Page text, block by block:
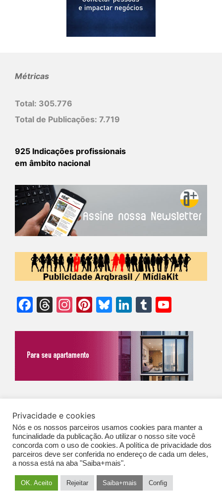
Métricas
Total: 305.776
Total de Publicações: 7.719
925 Indicações profissionais
em âmbito nacional
Facebook
Threads
Instagram
Pinterest
Bluesky
LinkedIn
Tumblr
Expediente|Contato|Newsletter
GERAIS DE PUBLICAÇÃO (CGP
Privacidade e cookies
Nós e os nossos parceiros usamos cookies para manter a
funcinalidade da publicação. Ao utilizar o nosso site você
concorda com o uso de cookies. A política de privacidade dos
parceiros deve ser conferida no endereço de cada um deles,
a nossa está na aba "Saiba+mais".
OK. Aceito Rejeitar Saiba+mais Config